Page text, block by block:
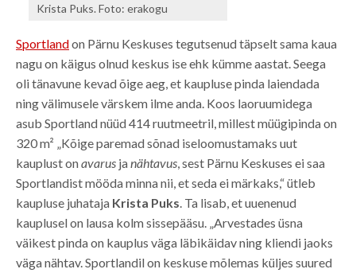
Krista Puks. Foto: erakogu
Sportlandon Pärnu Keskuses tegutsenud täpselt sama kaua
nagu on käigus olnud keskus ise ehk kümme aastat. Seega
oli tänavune kevad õige aeg, et kaupluse pinda laiendada
ning välimusele värskem ilme anda. Koos laoruumidega
asub Sportland nüüd 414 ruutmeetril, millest müügipinda on
320 m² „Kõige paremad sõnad iseloomustamaks uut
kauplust onavarus janähtavus , sest Pärnu Keskuses ei saa
Sportlandist mööda minna nii, et seda ei märkaks,“ ütleb
kaupluse juhataja Krista Puks . Ta lisab, et uuenenud
kauplusel on lausa kolm sissepääsu. „Arvestades üsna
väikest pinda on kauplus väga läbikäidav ning kliendi jaoks
väga nähtav. Sportlandil on keskuse mõlemas küljes suured